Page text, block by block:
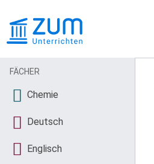
FÄCHER
Chemie
Deutsch
Englisch